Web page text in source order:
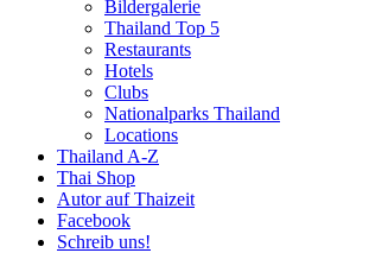
Bildergalerie
Thailand Top 5
Restaurants
Hotels
Clubs
Nationalparks Thailand
Locations
Thailand A-Z
Thai Shop
Autor auf Thaizeit
Facebook
Schreib uns!